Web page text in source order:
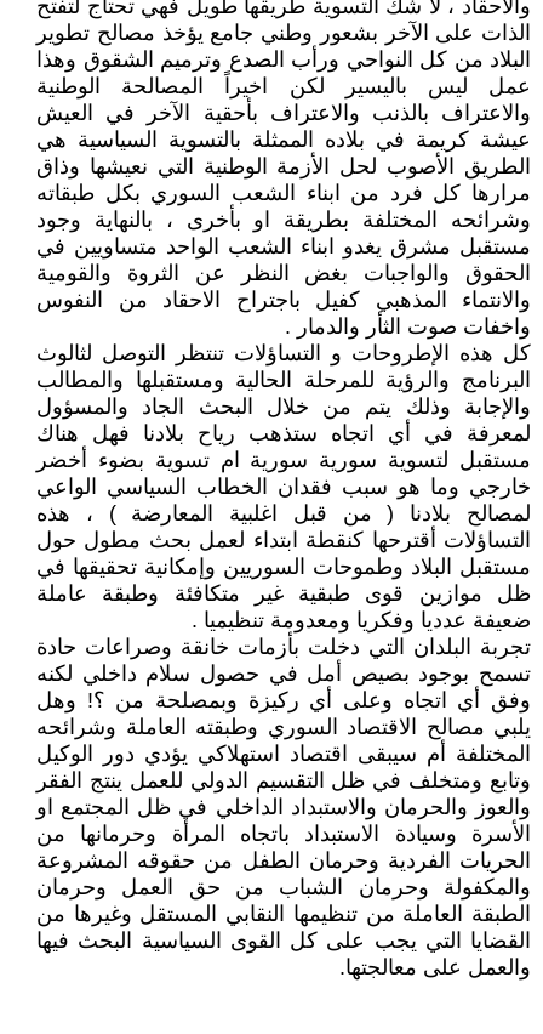
والاحقاد ، لا شك التسوية طريقها طويل فهي تحتاج لتفتح
الذات على الآخر بشعور وطني جامع يؤخذ مصالح تطوير
البلاد من كل النواحي ورأب الصدع وترميم الشقوق وهذا
عمل ليس باليسير لكن اخيراً المصالحة الوطنية
والاعتراف بالذنب والاعتراف بأحقية الآخر في العيش
عيشة كريمة في بلاده الممثلة بالتسوية السياسية هي
الطريق الأصوب لحل الأزمة الوطنية التي نعيشها وذاق
مرارها كل فرد من ابناء الشعب السوري بكل طبقاته
وشرائحه المختلفة بطريقة او بأخرى ، بالنهاية وجود
مستقبل مشرق يغدو ابناء الشعب الواحد متساويين في
الحقوق والواجبات بغض النظر عن الثروة والقومية
والانتماء المذهبي كفيل باجتراح الاحقاد من النفوس
واخفات صوت الثأر والدمار .
كل هذه الإطروحات و التساؤلات تنتظر التوصل لثالوث
البرنامج والرؤية للمرحلة الحالية ومستقبلها والمطالب
والإجابة وذلك يتم من خلال البحث الجاد والمسؤول
لمعرفة في أي اتجاه ستذهب رياح بلادنا فهل هناك
مستقبل لتسوية سورية سورية ام تسوية بضوء أخضر
خارجي وما هو سبب فقدان الخطاب السياسي الواعي
لمصالح بلادنا ( من قبل اغلبية المعارضة ) ، هذه
التساؤلات أقترحها كنقطة ابتداء لعمل بحث مطول حول
مستقبل البلاد وطموحات السوريين وإمكانية تحقيقها في
ظل موازين قوى طبقية غير متكافئة وطبقة عاملة
ضعيفة عدديا وفكريا ومعدومة تنظيميا .
تجربة البلدان التي دخلت بأزمات خانقة وصراعات حادة
تسمح بوجود بصيص أمل في حصول سلام داخلي لكنه
وفق أي اتجاه وعلى أي ركيزة وبمصلحة من ؟! وهل
يلبي مصالح الاقتصاد السوري وطبقته العاملة وشرائحه
المختلفة أم سيبقى اقتصاد استهلاكي يؤدي دور الوكيل
وتابع ومتخلف في ظل التقسيم الدولي للعمل ينتج الفقر
والعوز والحرمان والاستبداد الداخلي في ظل المجتمع او
الأسرة وسيادة الاستبداد باتجاه المرأة وحرمانها من
الحريات الفردية وحرمان الطفل من حقوقه المشروعة
والمكفولة وحرمان الشباب من حق العمل وحرمان
الطبقة العاملة من تنظيمها النقابي المستقل وغيرها من
القضايا التي يجب على كل القوى السياسية البحث فيها
والعمل على معالجتها.